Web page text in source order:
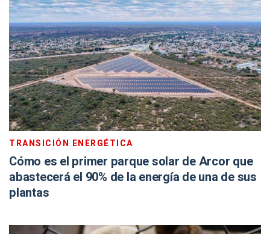
TRANSICIÓN ENERGÉTICA
Cómo es el primer parque solar de Arcor que
abastecerá el 90% de la energía de una de sus
plantas